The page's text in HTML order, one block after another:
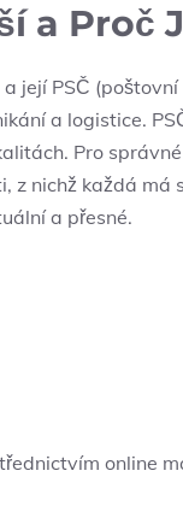
a Proč
její PSČ
a logistice.
Pro
nichž každá má
a přesné.
online